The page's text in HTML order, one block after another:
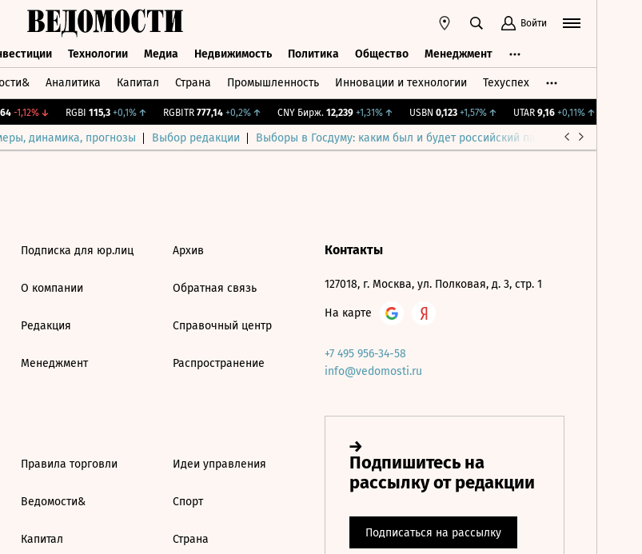
Войти
Технологии Медиа Недвижимость Политика Общество Менеджмент
Аналитика Капитал Страна Промышленность Инновации и технологии Техуспех
-1,12%↓ RGBI 115,3 +0,1%↑ RGBITR 777,14 +0,2%↑ CNY Бирж. 12,239 +1,31%↑ USBN 0,123 +1,57%↑ UTAR 9,16 +0,11%↑
динамика, прогнозы Выбор редакции Выборы в Госдуму: каким был и будет российский парламент
Подписка для юр.лиц
О компании
Редакция
Менеджмент
Архив
Обратная связь
Справочный центр
Распространение
Правила торговли
Ведомости&
Капитал
Идеи управления
Спорт
Страна
Контакты
127018, г. Москва, ул. Полковая, д. 3, стр. 1
На карте
+7 495 956-34-58
info@vedomosti.ru